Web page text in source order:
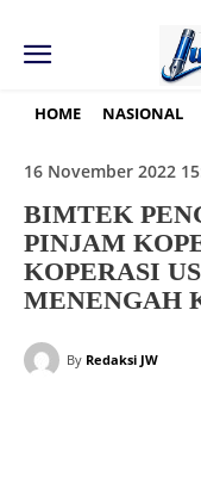
HOME NASIONAL
16 November 2022
BIMTEK
PINJAM
KOPERASI
MENENGAH
By Redaksi JW